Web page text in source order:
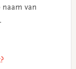
van